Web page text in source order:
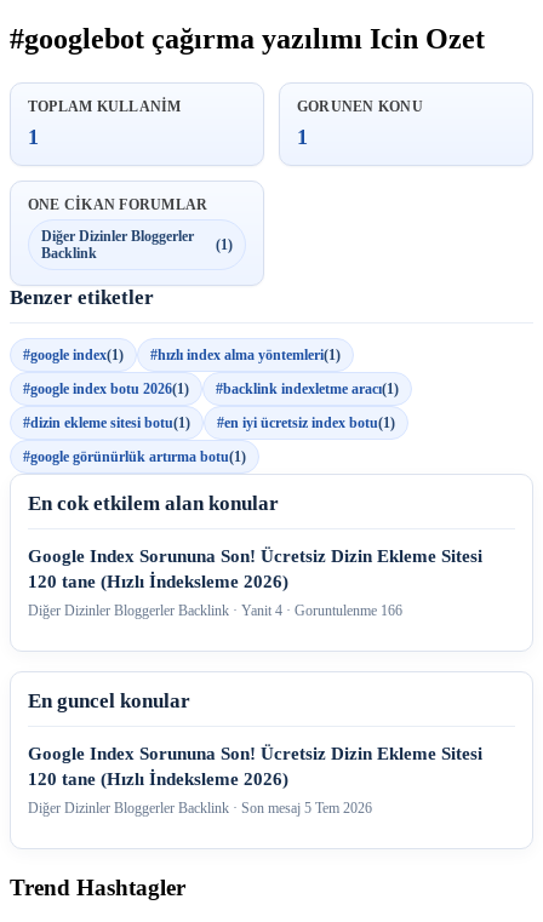
#googlebot çağırma yazılımı Icin Ozet
TOPLAM KULLANIM
1
GORUNEN KONU
1
ONE CIKAN FORUMLAR
Diğer Dizinler Bloggerler
Backlink
(1)
Benzer etiketler
#google index(1) #hızlı index alma yöntemleri(1)
#google index botu 2026(1) #backlink indexletme aracı(1)
#dizin ekleme sitesi botu(1) #en iyi ücretsiz index botu(1)
#google görünürlük artırma botu(1)
En cok etkilem alan konular
Google Index Sorununa Son! Ücretsiz Dizin Ekleme Sitesi
120 tane (Hızlı İndeksleme 2026)
Diğer Dizinler Bloggerler Backlink · Yanit 4 · Goruntulenme 166
En guncel konular
Google Index Sorununa Son! Ücretsiz Dizin Ekleme Sitesi
120 tane (Hızlı İndeksleme 2026)
Diğer Dizinler Bloggerler Backlink · Son mesaj 5 Tem 2026
Trend Hashtagler